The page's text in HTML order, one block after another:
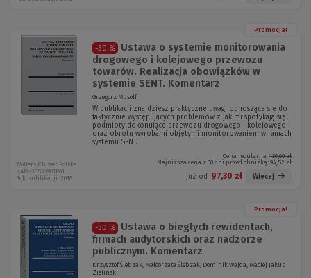
Promocja!
-30 %
Ustawa o systemie monitorowania
drogowego i kolejowego przewozu
towarów. Realizacja obowiązków w
systemie SENT. Komentarz
Grzegorz Musolf
W publikacji znajdziesz praktyczne uwagi odnoszące się do
faktycznie występujących problemów z jakimi spotykają się
podmioty dokonujące przewozu drogowego i kolejowego
oraz obrotu wyrobami objętymi monitorowaniem w ramach
systemu SENT.
Cena regularna: 139,00 zł
Najniższa cena z 30 dni przed obniżką: 94,52 zł
Już od: 97,30 zł Więcej
Wolters Kluwer Polska
KAM-3553 W01P01
Rok publikacji: 2018
Promocja!
-30 %
Ustawa o biegłych rewidentach,
firmach audytorskich oraz nadzorze
publicznym. Komentarz
Krzysztof Ślebzak, Małgorzata Ślebzak, Dominik Wajda, Maciej Jakub
Zieliński